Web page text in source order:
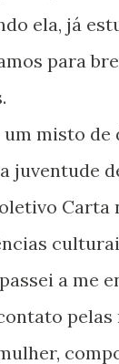
ela, já
para
juventude
Carta
a me
pelas